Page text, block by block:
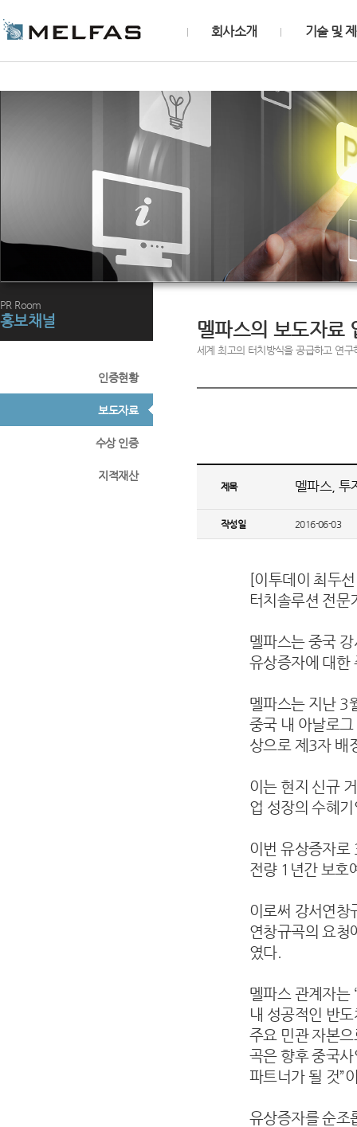
회사소개 기술 및
PR Room
홍보채널
인증현황
보도자료
수상 인증
지적재산
멜파스의 보도자료
세계 최고의 터치방식을 공급하고 연
제목 멜파스, 투
작성일 2016-06-03
[이투데이 최두
터치솔루션 전문
멜파스는 중국
유상증자에 대한
멜파스는 지난 3
중국 내 아날로
상으로 제3자 배
이는 현지 신규
업 성장의 수혜
이번 유상증자
전량 1년간 보호
이로써 강서연
연창규곡의 요청
였다.
멜파스 관계자는
내 성공적인 반
주요 민관 자본
곡은 향후 중국
파트너가 될 것”
유상증자를 순조